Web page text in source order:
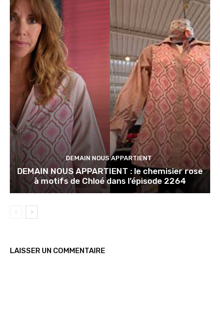
DEMAIN NOUS APPARTIENT
DEMAIN NOUS APPARTIENT : le chemisier rose
à motifs de Chloé dans l’épisode 2264
LAISSER UN COMMENTAIRE